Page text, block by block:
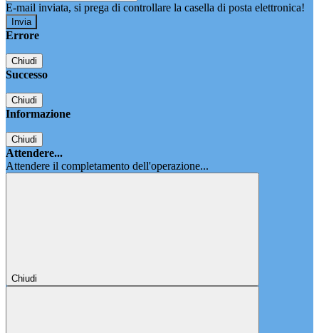
E-mail inviata, si prega di controllare la casella di posta elettronica!
Errore
Chiudi
Successo
Chiudi
Informazione
Chiudi
Attendere...
Attendere il completamento dell'operazione...
Chiudi